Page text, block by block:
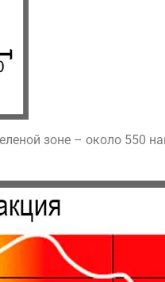
зоне – около 550